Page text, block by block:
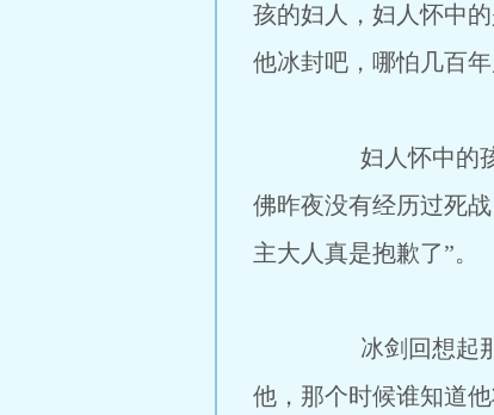
孩的妇人，妇人怀中
他冰封吧，哪怕几百
妇人怀中的孩子竟
佛昨夜没有经历过死
主大人真是抱歉了”。
冰剑回想起那个时
他，那个时候谁知道